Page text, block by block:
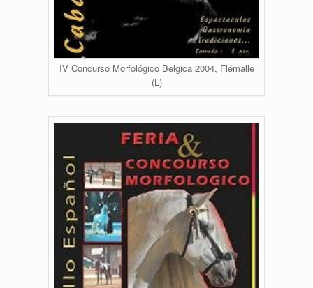
IV Concurso Morfológico Belgica 2004, Flémalle
(L)